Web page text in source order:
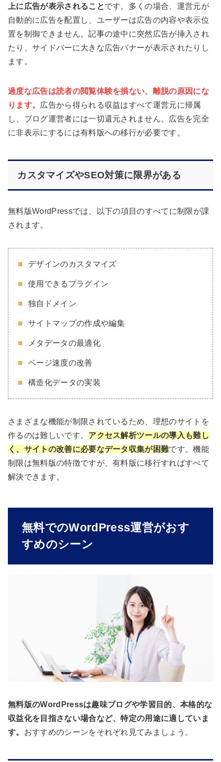
上に広告が表示されることです。多くの場合、運営元が
自動的に広告を配置し、ユーザーは広告の内容や表示位
置を制御できません。記事の途中に突然広告が挿入され
たり、サイドバーに大きな広告バナーが表示されたりし
ます。
過度な広告は読者の閲覧体験を損ない、離脱の原因にな
ります。
広告から得られる収益はすべて運営元に帰属
し、ブログ運営者には一切還元されません。広告を完全
に非表示にするには有料版への移行が必要です。
カスタマイズやSEO対策に限界がある
無料版WordPressでは、以下の項目のすべてに制限が課
されます。
デザインのカスタマイズ
使用できるプラグイン
独自ドメイン
サイトマップの作成や編集
メタデータの最適化
ページ速度の改善
構造化データの実装
さまざまな機能が制限されているため、理想のサイトを
作るのは難しいです。 アクセス解析ツールの導入も難し
く、サイトの改善に必要なデータ収集が困難です。機能
制限は無料版の特徴ですが、有料版に移行すればすべて
解決できます。
無料でのWordPress運営がおす
すめのシーン
無料版のWordPressは趣味ブログや学習目的、本格的な
収益化を目指さない場合など、特定の用途に適していま
す。 おすすめのシーンをそれぞれ見てみましょう。